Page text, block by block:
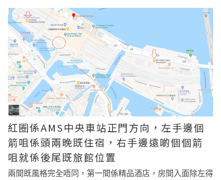
紅圈係AMS中央車站正門方向，左手邊個
箭咀係頭兩晚既住宿，右手邊遠啲個個箭
咀就係後尾既旅館位置
兩間既風格完全唔同，第一間係精品酒店，房間入面除左得